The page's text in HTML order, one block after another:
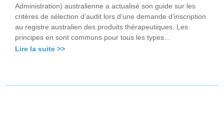
Administration) australienne a actualisé son guide sur les
critères de sélection d’audit lors d’une demande d’inscription
au registre australien des produits thérapeutiques. Les
principes en sont communs pour tous les types...
Lire la suite >>